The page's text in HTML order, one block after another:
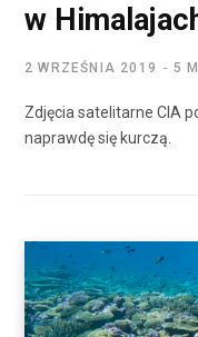
w
2 WRZEŚNIA 2019 5
Zdjęcia satelitarne CIA
naprawdę się kurczą.